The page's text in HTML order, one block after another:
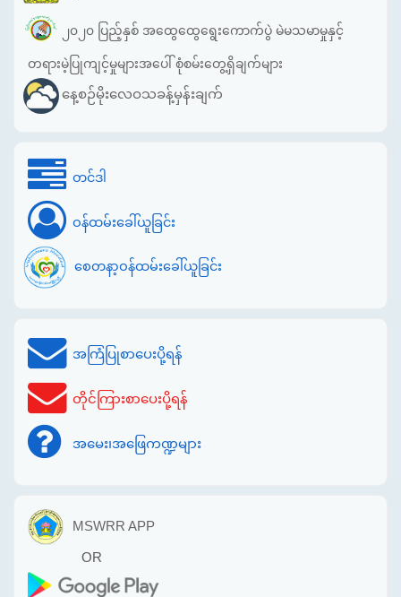
၂၀၂၀ ပြည့်နှစ် အထွေထွေရွေးကောက်ပွဲ မဲမသမာမှုနှင့်
တရားမဲ့ပြုကျင့်မှုများအပေါ် စုံစမ်းတွေ့ရှိချက်များ
နေ့စဉ်မိုးလေဝသခန့်မှန်းချက်
တင်ဒါ
ဝန်ထမ်းခေါ်ယူခြင်း
စေတနာ့ဝန်ထမ်းခေါ်ယူခြင်း
အကြံပြုစာပေးပို့ရန်
တိုင်ကြားစာပေးပို့ရန်
အမေး၊အဖြေကဏ္ဍများ
MSWRR APP
OR